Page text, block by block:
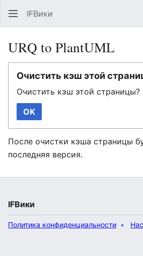
IFВики
URQ to PlantUML
Очистить кэш этой
Очистить кэш этой страницы?
OK
После очистки кэша страницы
последняя версия.
IFВики
Политика конфиденциальности